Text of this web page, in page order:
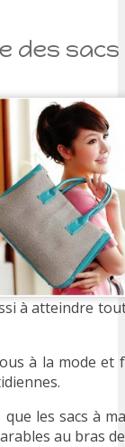
des
à atteindre
à la mode
les sacs à
au bras